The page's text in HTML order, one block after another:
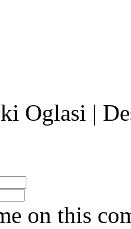
Oglasi |
on this